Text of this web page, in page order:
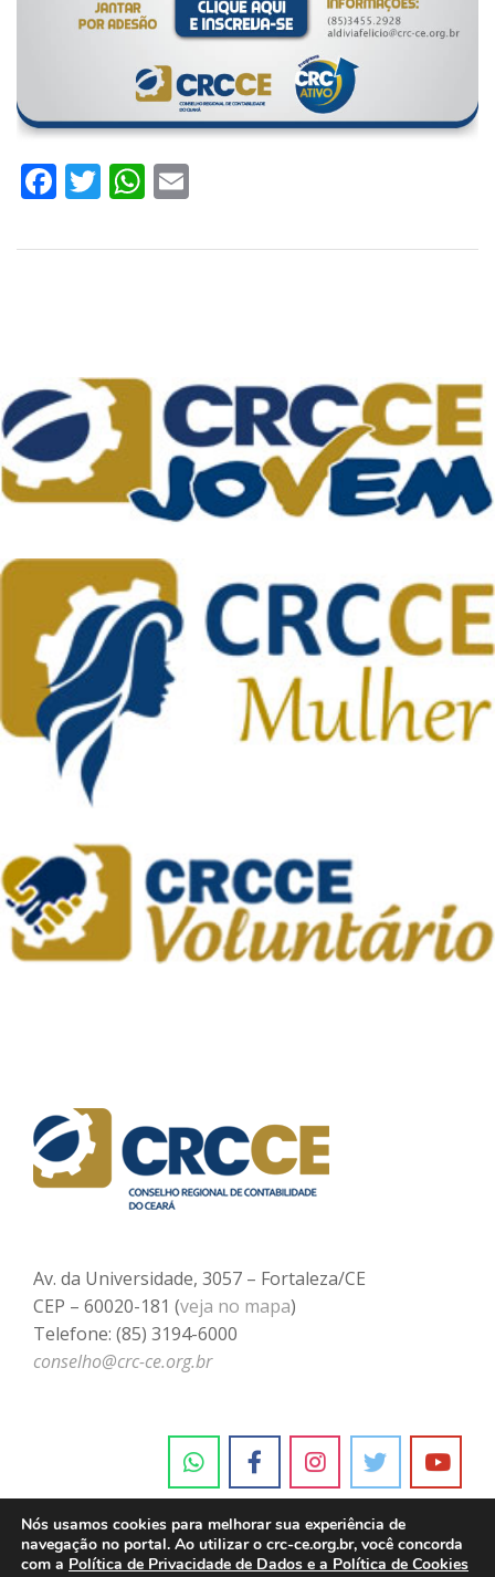
Facebook
TwitterWhatsApp
Av. da Universidade, 3057 – Fortaleza/CE
CEP – 60020-181 (veja no mapa)
Telefone: (85) 3194-6000
conselho@crc-ce.org.br
Nós usamos cookies para melhorar sua experiência de
navegação no portal. Ao utilizar o crc-ce.org.br, você concorda
com a Política de Privacidade de Dados e a Política de Cookies